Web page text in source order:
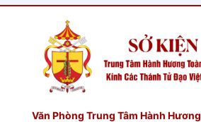
Văn Phòng Trung Tâm Hành Hương